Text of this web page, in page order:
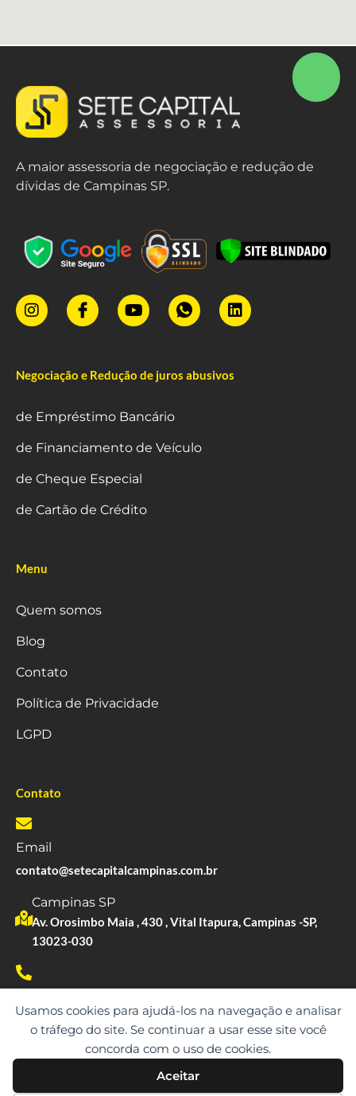
Usamos cookies para ajudá-los na navegação e analisar
o tráfego do site. Se continuar a usar esse site você
concorda com o uso de cookies.
Aceitar
A maior assessoria de negociação e redução de
dívidas de Campinas SP.
Negociação e Redução de juros abusivos
de Empréstimo Bancário
de Financiamento de Veículo
de Cheque Especial
de Cartão de Crédito
Menu
Quem somos
Blog
Contato
Política de Privacidade
LGPD
Contato
Email
contato@setecapitalcampinas.com.br
Campinas SP
Av. Orosimbo Maia , 430 , Vital Itapura, Campinas -SP,
13023-030
(19)99677-3457